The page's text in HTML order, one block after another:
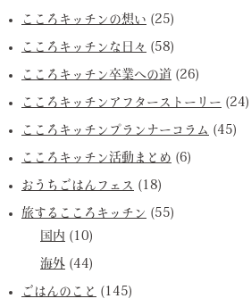
こころキッチンの想い (25)
こころキッチンな日々 (58)
こころキッチン卒業への道 (26)
こころキッチンアフターストーリー (24)
こころキッチンプランナーコラム (45)
こころキッチン活動まとめ (6)
おうちごはんフェス (18)
旅するこころキッチン (55)
国内 (10)
海外 (44)
ごはんのこと (145)